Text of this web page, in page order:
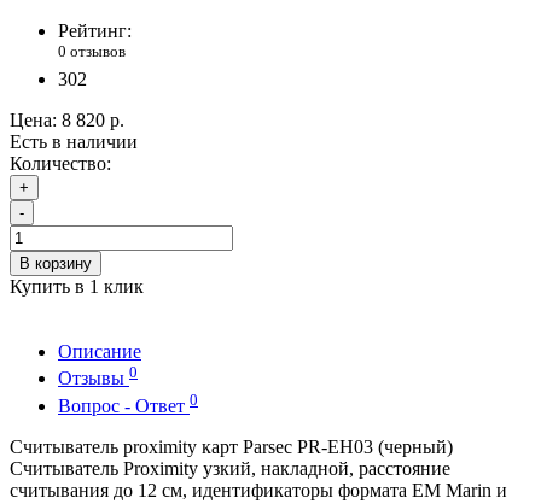
Рейтинг:
0 отзывов
302
Цена: 8 820 р.
Есть в наличии
Количество:
+
-
В корзину
Купить в 1 клик
Описание
Отзывы 0
Вопрос - Ответ 0
Считыватель proximity карт Parsec PR-EH03 (черный)
Считыватель Proximity узкий, накладной, расстояние
считывания до 12 см, идентификаторы формата EM Marin и